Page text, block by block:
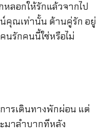
ลอกให้รักแล้วจากไป
คุณเท่านั้น ด้านคู่รัก อยู่
รักคนนี้ใช่หรือไม่
ารเดินทางพักผ่อน แต่
มาลำบากทีหลัง